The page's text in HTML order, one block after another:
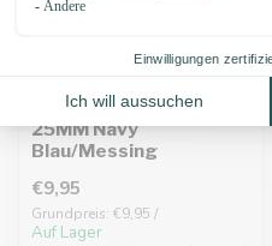
Biothane adapter
25MM Navy
Blau/Messing
€9,95
Grundpreis: €9,95 /
Auf Lager